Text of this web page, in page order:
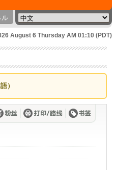
ル
August 6 Thursday AM 01:10 (PDT)
）